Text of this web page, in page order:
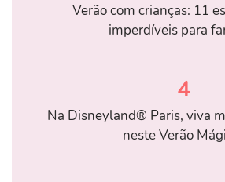
Verão com crianças: 11
imperdíveis para
4
Na Disneyland® Paris, viva
neste Verão